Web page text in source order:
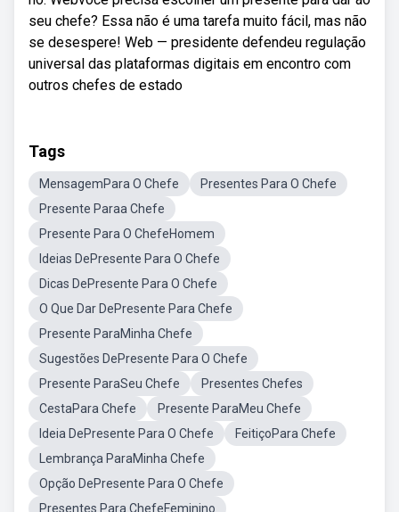
seu chefe? Essa não é uma tarefa muito fácil, mas não
se desespere! Web — presidente defendeu regulação
universal das plataformas digitais em encontro com
outros chefes de estado
Tags
MensagemPara O Chefe
Presentes Para O Chefe
Presente Paraa Chefe
Presente Para O ChefeHomem
Ideias DePresente Para O Chefe
Dicas DePresente Para O Chefe
O Que Dar DePresente Para Chefe
Presente ParaMinha Chefe
Sugestões DePresente Para O Chefe
Presente ParaSeu Chefe
Presentes Chefes
CestaPara Chefe
Presente ParaMeu Chefe
Ideia DePresente Para O Chefe
FeitiçoPara Chefe
Lembrança ParaMinha Chefe
Opção DePresente Para O Chefe
Presentes Para ChefeFeminino